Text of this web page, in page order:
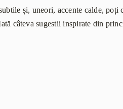
și, uneori, accente calde, poți
câteva sugestii inspirate din